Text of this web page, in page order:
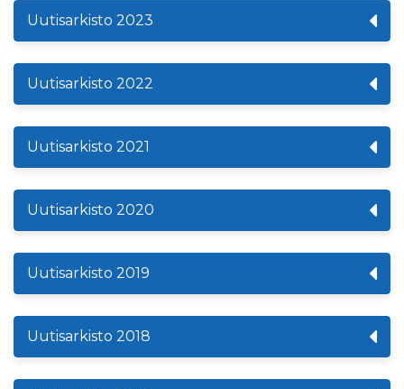
Uutisarkisto 2023
Uutisarkisto 2022
Uutisarkisto 2021
Uutisarkisto 2020
Uutisarkisto 2019
Uutisarkisto 2018